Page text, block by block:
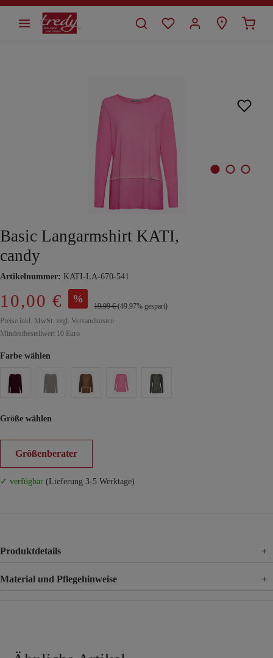
springen
Basic Langarmshirt KATI,
candy
Artikelnummer: KATI-LA-670-541
10,00 € %
19,99 €(49.97% gespart)
Preise inkl. MwSt. zzgl. Versandkosten
Mindestbestellwert 10 Euro
Farbe wählen
Größe wählen
Größenberater
✓ verfügbar (Lieferung 3-5 Werktage)
Produktdetails +
Material und Pflegehinweise +